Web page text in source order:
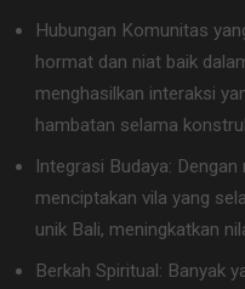
Hubungan Komunitas
hormat dan niat baik
menghasilkan interaksi
hambatan selama
Integrasi Budaya:
menciptakan vila yang
unik Bali, meningkatkan
Berkah Spiritual: Banyak